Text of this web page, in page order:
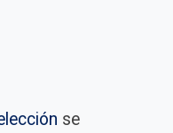
se